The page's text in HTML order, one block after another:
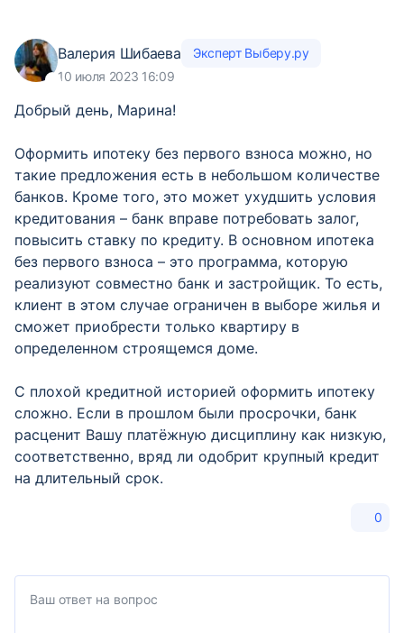
Валерия Шибаева
Эксперт Выберу.ру
10 июля 2023 16:09
Добрый день, Марина!
Оформить ипотеку без первого взноса можно, но
такие предложения есть в небольшом количестве
банков. Кроме того, это может ухудшить условия
кредитования – банк вправе потребовать залог,
повысить ставку по кредиту. В основном ипотека
без первого взноса – это программа, которую
реализуют совместно банк и застройщик. То есть,
клиент в этом случае ограничен в выборе жилья и
сможет приобрести только квартиру в
определенном строящемся доме.
С плохой кредитной историей оформить ипотеку
сложно. Если в прошлом были просрочки, банк
расценит Вашу платёжную дисциплину как низкую,
соответственно, вряд ли одобрит крупный кредит
на длительный срок.
0